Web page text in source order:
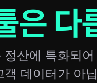
은 다
산에 특화되
데이터가 아